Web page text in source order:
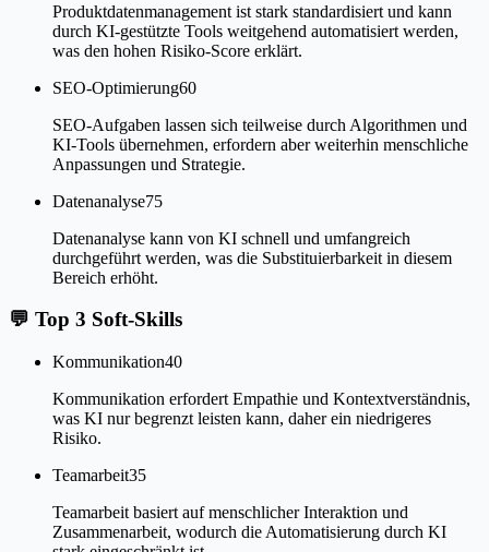
Produktdatenmanagement ist stark standardisiert und kann
durch KI-gestützte Tools weitgehend automatisiert werden,
was den hohen Risiko-Score erklärt.
SEO-Optimierung60
SEO-Aufgaben lassen sich teilweise durch Algorithmen und
KI-Tools übernehmen, erfordern aber weiterhin menschliche
Anpassungen und Strategie.
Datenanalyse75
Datenanalyse kann von KI schnell und umfangreich
durchgeführt werden, was die Substituierbarkeit in diesem
Bereich erhöht.
💬 Top 3 Soft-Skills
Kommunikation40
Kommunikation erfordert Empathie und Kontextverständnis,
was KI nur begrenzt leisten kann, daher ein niedrigeres
Risiko.
Teamarbeit35
Teamarbeit basiert auf menschlicher Interaktion und
Zusammenarbeit, wodurch die Automatisierung durch KI